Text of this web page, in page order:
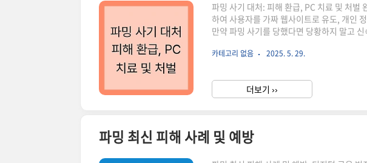
파밍 사기 대처: 피해 환급, PC 치료 및 처
하여 사용자를 가짜 웹사이트로 유도, 개인
만약 파밍 사기를 당했다면 당황하지 말고
히 안내해 드립니다.파밍 사기 피해 발생 시
야 합니다. 🚨 시간 지체는 곧 추가 피해로 이
합니다.2. 피해금 환급 신청지급 정지..
카테고리 없음 2025. 5. 29.
더보기 ››
파밍 최신 피해 사례 및 예방